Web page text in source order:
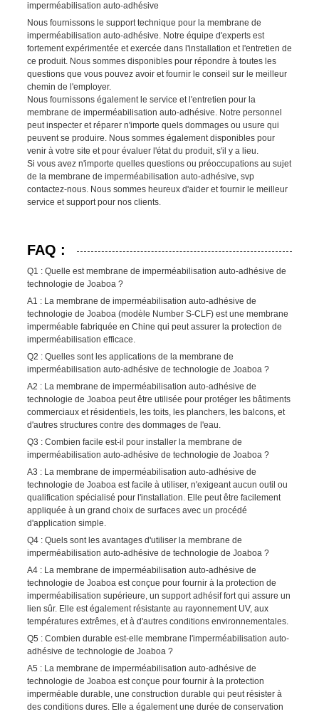
imperméabilisation auto-adhésive
Nous fournissons le support technique pour la membrane de
imperméabilisation auto-adhésive. Notre équipe d'experts est
fortement expérimentée et exercée dans l'installation et l'entretien de
ce produit. Nous sommes disponibles pour répondre à toutes les
questions que vous pouvez avoir et fournir le conseil sur le meilleur
chemin de l'employer.
Nous fournissons également le service et l'entretien pour la
membrane de imperméabilisation auto-adhésive. Notre personnel
peut inspecter et réparer n'importe quels dommages ou usure qui
peuvent se produire. Nous sommes également disponibles pour
venir à votre site et pour évaluer l'état du produit, s'il y a lieu.
Si vous avez n'importe quelles questions ou préoccupations au sujet
de la membrane de imperméabilisation auto-adhésive, svp
contactez-nous. Nous sommes heureux d'aider et fournir le meilleur
service et support pour nos clients.
FAQ :
Q1 : Quelle est membrane de imperméabilisation auto-adhésive de
technologie de Joaboa ?
A1 : La membrane de imperméabilisation auto-adhésive de
technologie de Joaboa (modèle Number S-CLF) est une membrane
imperméable fabriquée en Chine qui peut assurer la protection de
imperméabilisation efficace.
Q2 : Quelles sont les applications de la membrane de
imperméabilisation auto-adhésive de technologie de Joaboa ?
A2 : La membrane de imperméabilisation auto-adhésive de
technologie de Joaboa peut être utilisée pour protéger les bâtiments
commerciaux et résidentiels, les toits, les planchers, les balcons, et
d'autres structures contre des dommages de l'eau.
Q3 : Combien facile est-il pour installer la membrane de
imperméabilisation auto-adhésive de technologie de Joaboa ?
A3 : La membrane de imperméabilisation auto-adhésive de
technologie de Joaboa est facile à utiliser, n'exigeant aucun outil ou
qualification spécialisé pour l'installation. Elle peut être facilement
appliquée à un grand choix de surfaces avec un procédé
d'application simple.
Q4 : Quels sont les avantages d'utiliser la membrane de
imperméabilisation auto-adhésive de technologie de Joaboa ?
A4 : La membrane de imperméabilisation auto-adhésive de
technologie de Joaboa est conçue pour fournir à la protection de
imperméabilisation supérieure, un support adhésif fort qui assure un
lien sûr. Elle est également résistante au rayonnement UV, aux
températures extrêmes, et à d'autres conditions environnementales.
Q5 : Combien durable est-elle membrane l'imperméabilisation auto-
adhésive de technologie de Joaboa ?
A5 : La membrane de imperméabilisation auto-adhésive de
technologie de Joaboa est conçue pour fournir à la protection
imperméable durable, une construction durable qui peut résister à
des conditions dures. Elle a également une durée de conservation